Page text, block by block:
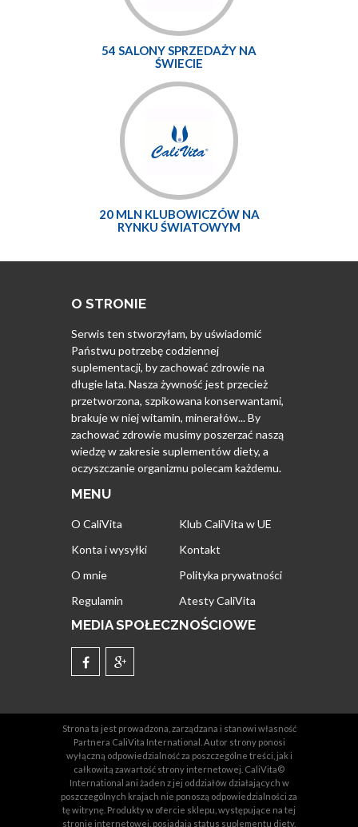
54 SALONY SPRZEDAŻY NA
ŚWIECIE
20 MLN KLUBOWICZÓW NA
RYNKU ŚWIATOWYM
O STRONIE
Serwis ten stworzyłam, by uświadomić
Państwu potrzebę codziennej
suplementacji, by zachować zdrowie na
długie lata. Nasza żywność jest przecież
przetworzona, szpikowana konserwantami,
brakuje w niej witamin, minerałów... By
zachować zdrowie musimy poszerzać naszą
wiedzę w zakresie suplementów diety, a
oczyszczanie organizmu polecam każdemu.
MENU
O CaliVita
Klub CaliVita w UE
Konta i wysyłki
Kontakt
O mnie
Polityka prywatności
Regulamin
Atesty CaliVita
MEDIA SPOŁECZNOŚCIOWE
Strona ta jest prowadzona, zarządzana i stanowi własność
Partnera CaliVita International. Autor strony ponosi
wyłączną odpowiedzialność za poszczególne treści, jak i
całkowitą zawartość strony internetowej. CaliVita©
International ani żaden z jej oddziałów działających w
poszczególnych krajach nie ponoszą odpowiedzialności za
tę witrynę. Produkty w ofercie sklepu, występujące na tej
stronie internetowej, posiadają status suplementu diety,